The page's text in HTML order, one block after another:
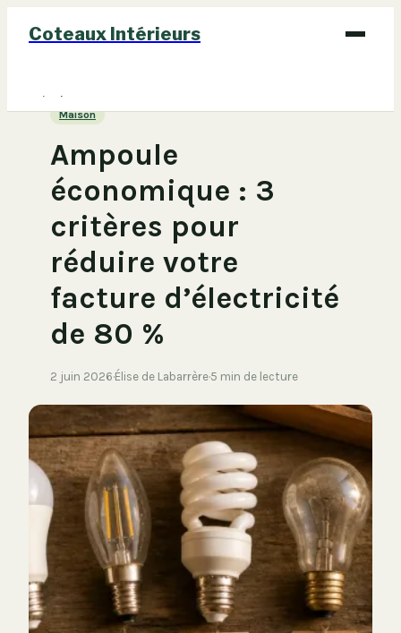
Coteaux Intérieurs
Bricolage
Maison
Ampoule
économique : 3
critères pour
réduire votre
facture d’électricité
de 80 %
2 juin 2026·Élise de Labarrère·5 min de lecture